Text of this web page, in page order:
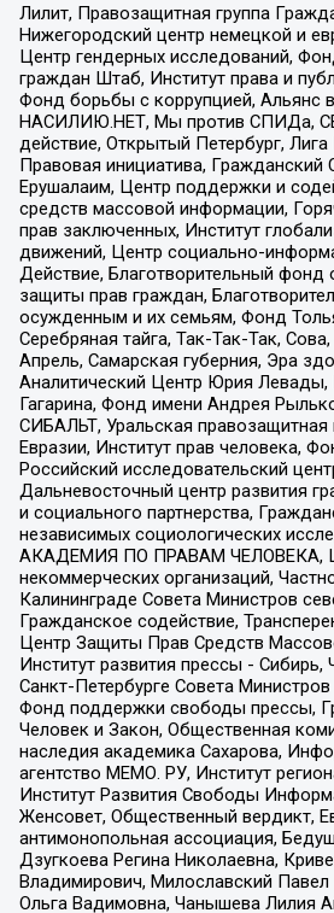
Лилит, Правозащитная группа
Нижегородский центр немецкой и
Центр гендерных исследований,
граждан Штаб, Институт права и
Фонд борьбы с коррупцией, Альянс
НАСИЛИЮ.НЕТ, Мы против СПИДа,
действие, Открытый Петербург, Лига
Правовая инициатива, Гражданский
Ерушалаим, Центр поддержки и
средств массовой информации,
прав заключенных, Институт
движений, Центр социально-
Действие, Благотворительный фонд
защиты прав граждан,
осужденным и их семьям, Фонд
Серебряная тайга, Так-Так-Так,
Апрель, Самарская губерния, Эра
Аналитический Центр Юрия Левады,
Гагарина, Фонд имени Андрея
СИБАЛЬТ, Уральская
Евразии, Институт прав человека,
Российский исследовательский
Дальневосточный центр развития
и социального партнерства,
независимых социологических
АКАДЕМИЯ ПО ПРАВАМ ЧЕЛОВЕКА,
некоммерческих организаций,
Калининграде Совета Министров
Гражданское содействие,
Центр Защиты Прав Средств
Институт развития прессы - Сибирь,
Санкт-Петербурге Совета
Фонд поддержки свободы прессы,
Человек и Закон, Общественная
наследия академика Сахарова,
агентство МЕМО. РУ, Институт
Институт Развития Свободы
Женсовет, Общественный вердикт,
антимонопольная ассоциация,
Дзугкоева Регина Николаевна,
Владимирович, Милославский
Ольга Вадимовна, Чанышева Лилия